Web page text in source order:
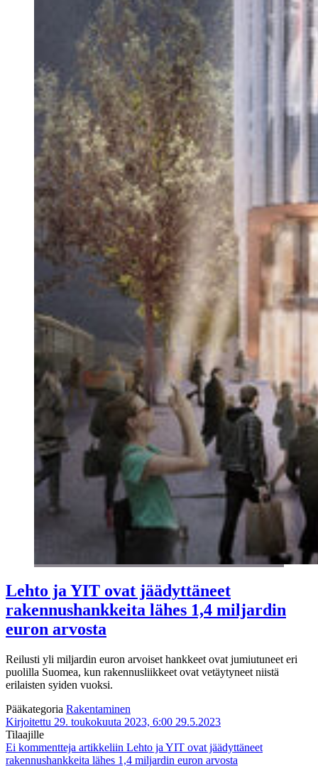
Lehto ja YIT ovat jäädyttäneet
rakennushankkeita lähes 1,4 miljardin
euron arvosta
Reilusti yli miljardin euron arvoiset hankkeet ovat jumiutuneet eri
puolilla Suomea, kun rakennusliikkeet ovat vetäytyneet niistä
erilaisten syiden vuoksi.
Pääkategoria Rakentaminen
Kirjoitettu 29. toukokuuta 2023, 6:00 29.5.2023
Tilaajille
Ei kommentteja artikkeliin Lehto ja YIT ovat jäädyttäneet
rakennushankkeita lähes 1,4 miljardin euron arvosta